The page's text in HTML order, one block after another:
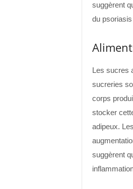
suggèrent
du
Les sucres
sucreries
corps
stocker
adipeux.
suggèrent